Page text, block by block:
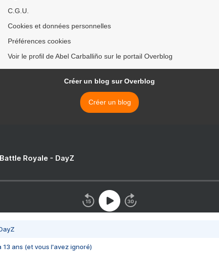
C.G.U.
Cookies et données personnelles
Préférences cookies
Voir le profil de Abel Carballiño sur le portail Overblog
Créer un blog sur Overblog
Créer un blog
Royale - DayZ
13 ans (et vous l'avez ignoré)